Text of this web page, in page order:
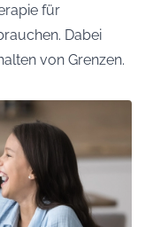
für
Dabei
von Grenzen.